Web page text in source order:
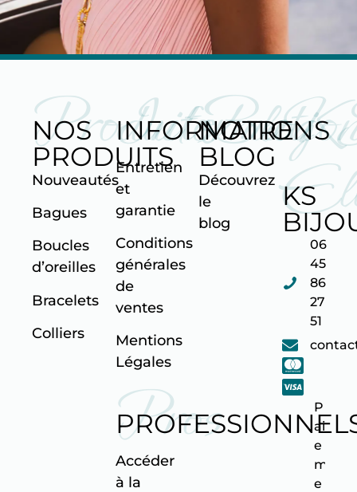
Produits
NOS
PRODUITS
Nouveautés
Bagues
Boucles
d’oreilles
Bracelets
Colliers
INFORMATIONS
Entretien
et
garantie
Conditions
générales
de
ventes
Mentions
Légales
Pros
Accéder
à la
Blog
NOTRE
BLOG
Découvrez
le
blog
KS
06
45
86
27
51
P
ai
e
m
e